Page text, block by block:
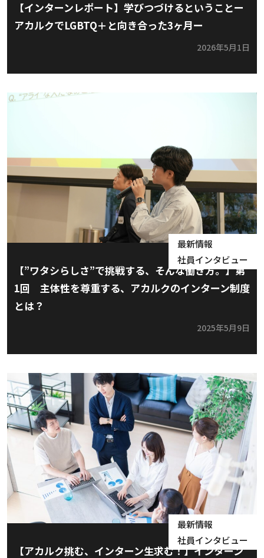
【インターンレポート】学びつづけるということー
アカルクでLGBTQ＋と向き合った3ヶ月ー
2026年5月1日
最新情報
社員インタビュー
【”ワタシらしさ”で挑戦する、そんな働き方。】第
1回 主体性を尊重する、アカルクのインターン制度
とは？
2025年5月9日
最新情報
社員インタビュー
【アカルク挑む、インターン生求む！】インターン